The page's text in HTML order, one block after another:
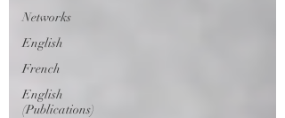
Networks
English
French
English
(Publications)